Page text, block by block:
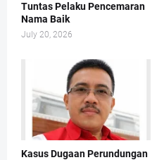
Tuntas Pelaku Pencemaran
Nama Baik
July 20, 2026
Kasus Dugaan Perundungan